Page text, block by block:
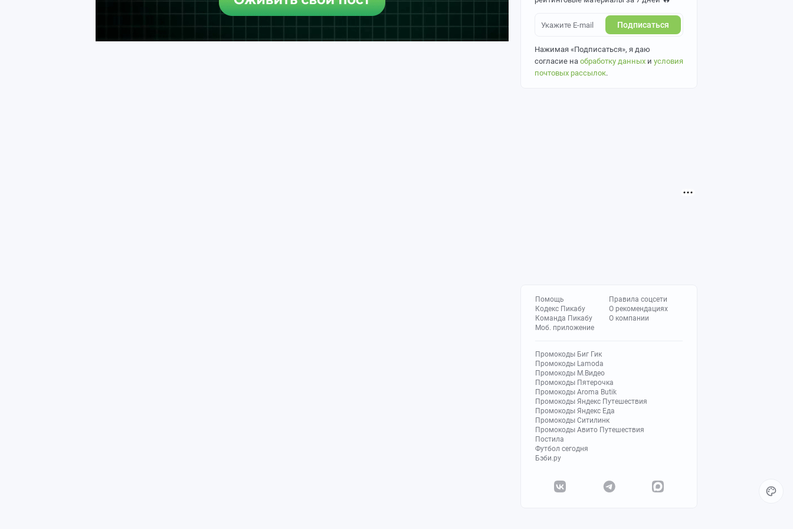
Подписаться
Нажимая «Подписаться», я даю
согласие на обработку данных и условия
почтовых рассылок.
Помощь
Кодекс Пикабу
Команда Пикабу
Моб. приложение
Правила соцсети
О рекомендациях
О компании
Промокоды Биг Гик
Промокоды Lamoda
Промокоды М.Видео
Промокоды Пятерочка
Промокоды Aroma Butik
Промокоды Яндекс Путешествия
Промокоды Яндекс Еда
Промокоды Ситилинк
Промокоды Авито Путешествия
Постила
Футбол сегодня
Бэби.ру
ОБЩИЕ ПРАВИЛА ПИКАБУ (про весьсайт, а не одно соо)
Посты-повторы запрещены. Публикуйте одну работу один раз.